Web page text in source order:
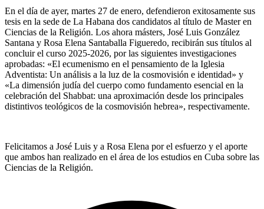
En el día de ayer, martes 27 de enero, defendieron exitosamente sus
tesis en la sede de La Habana dos candidatos al título de Master en
Ciencias de la Religión. Los ahora másters, José Luis González
Santana y Rosa Elena Santaballa Figueredo, recibirán sus títulos al
concluir el curso 2025-2026, por las siguientes investigaciones
aprobadas: «El ecumenismo en el pensamiento de la Iglesia
Adventista: Un análisis a la luz de la cosmovisión e identidad» y
«La dimensión judía del cuerpo como fundamento esencial en la
celebración del Shabbat: una aproximación desde los principales
distintivos teológicos de la cosmovisión hebrea», respectivamente.
Felicitamos a José Luis y a Rosa Elena por el esfuerzo y el aporte
que ambos han realizado en el área de los estudios en Cuba sobre las
Ciencias de la Religión.